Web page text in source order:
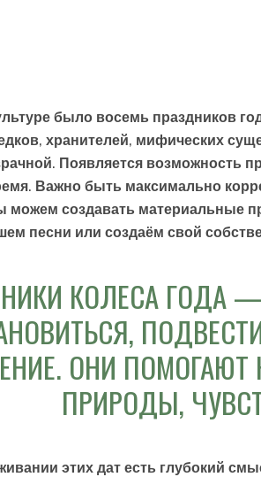
было восемь праздников
хранителей, мифических
Появляется возможность
Важно быть максимально
можем создавать материальные
песни или создаём свой
КОЛЕСА ГОДА
ОНИ
ПРИРОДЫ,
этих дат есть глубокий